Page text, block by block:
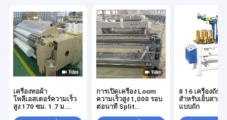
เครื่องทอผ้า
โพลีเอสเตอร์ความเร็ว
สูง 170 ซม. 1.7 ม.
การเปิดเครื่อง Loom
ความเร็วสูง 1,000 รอบ
ต่อนาที Split
8 16 เครื่องถักเ
สำหรับเย็บสายย
แบบถัก